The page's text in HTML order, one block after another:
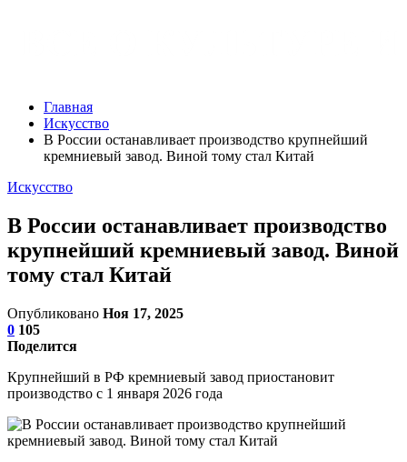
Главная
Искусство
В России останавливает производство крупнейший
кремниевый завод. Виной тому стал Китай
Искусство
В России останавливает производство
крупнейший кремниевый завод. Виной
тому стал Китай
Опубликовано Ноя 17, 2025
0 105
Поделится
Крупнейший в РФ кремниевый завод приостановит
производство с 1 января 2026 года